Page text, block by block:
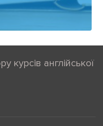
курсів англійської